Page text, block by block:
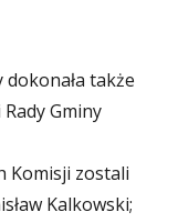
także
Gminy
Komisji zostali
Kalkowski;